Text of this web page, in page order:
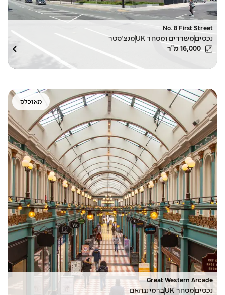
No. 8 First Street
נכסים משרדים ומסחר UK
מנצ׳סטר
16,000 מ"ר
מאוכלס
Great Western Arcade
נכסים מסחר UK
ברמינגהאם